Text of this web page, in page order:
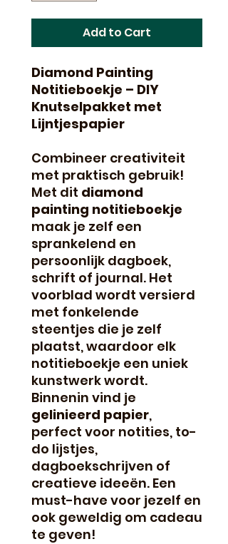
Add to Cart
Diamond Painting
Notitieboekje – DIY
Knutselpakket met
Lijntjespapier
Combineer creativiteit
met praktisch gebruik!
Met dit diamond
painting notitieboekje
maak je zelf een
sprankelend en
persoonlijk dagboek,
schrift of journal. Het
voorblad wordt versierd
met fonkelende
steentjes die je zelf
plaatst, waardoor elk
notitieboekje een uniek
kunstwerk wordt.
Binnenin vind je
gelinieerd papier,
perfect voor notities, to-
do lijstjes,
dagboekschrijven of
creatieve ideeën. Een
must-have voor jezelf en
ook geweldig om cadeau
te geven!